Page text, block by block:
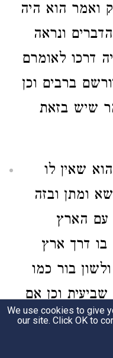
ואמר הוא היה
ונראה
דרכו לאומרם
ברבים וכן
שיש בזאת
שאין לו
ומתן ובזה
עם הארץ
בו דרך ארץ
בור כמו
וכן אם
ותרגום
ישמעאל גם
We use cookies to give
our site. Click OK to